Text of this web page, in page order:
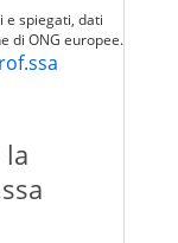
e spiegati, dati
di ONG europee.